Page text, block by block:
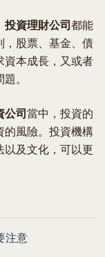
投資理財公司都能
，股票、基金、債
資本成長，又或者
。
公司當中，投資的
的風險。投資機構
以及文化，可以更
注意